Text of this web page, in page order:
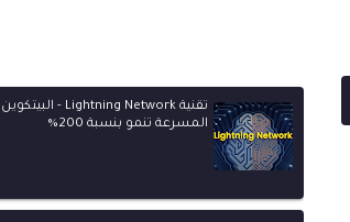
تقنية Lightning Network - البيتكوين
المسرعة تنمو بنسبة 200%